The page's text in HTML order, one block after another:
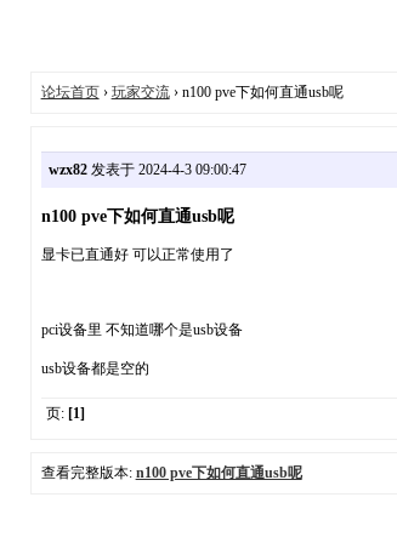
论坛首页› 玩家交流› n100 pve下如何直通usb呢
wzx82发表于 2024-4-3 09:00:47
n100 pve下如何直通usb呢
显卡已直通好 可以正常使用了
pci设备里 不知道哪个是usb设备
usb设备都是空的
页: [1]
查看完整版本: n100 pve下如何直通usb呢